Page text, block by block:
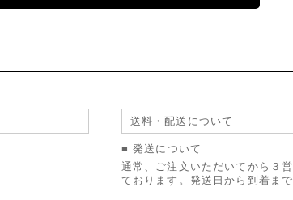
送料・配送について
■ 発送について
通常、ご注文いただいてから３
ております。発送日から到着ま